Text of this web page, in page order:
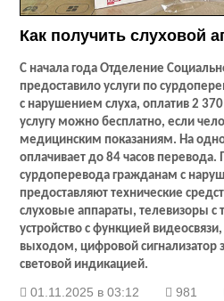
Как получить слуховой
С начала года Отделение
предоставило услуги по
с нарушением слуха, оплатив 2
услугу можно бесплатно, если
медицинским показаниям. На
оплачивает до 84 часов перевода.
сурдоперевода гражданам с
предоставляют технические
слуховые аппараты, телевизоры с
устройство с функцией
выходом, цифровой сигнализатор
световой индикацией.
01.11.2025 в 03:12 981